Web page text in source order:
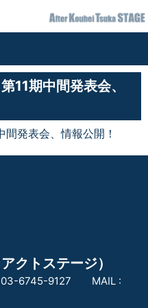
11期中間発表会、
間発表会、情報公開！
クトステージ）
03-6745-9127 MAIL :